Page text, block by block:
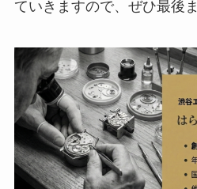
ていきますので、ぜひ最後